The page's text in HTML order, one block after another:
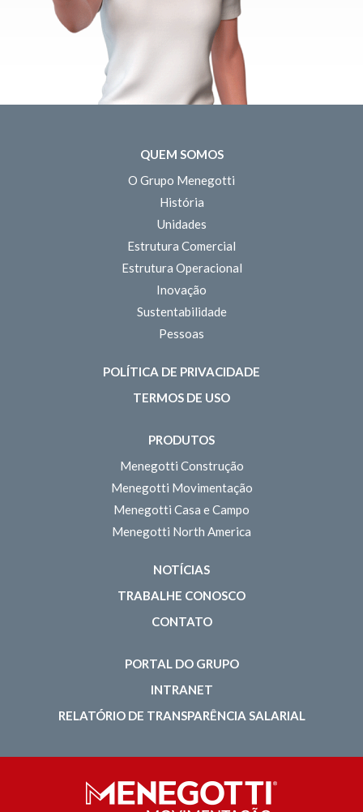
QUEM SOMOS
O Grupo Menegotti
História
Unidades
Estrutura Comercial
Estrutura Operacional
Inovação
Sustentabilidade
Pessoas
POLÍTICA DE PRIVACIDADE
TERMOS DE USO
PRODUTOS
Menegotti Construção
Menegotti Movimentação
Menegotti Casa e Campo
Menegotti North America
NOTÍCIAS
TRABALHE CONOSCO
CONTATO
PORTAL DO GRUPO
INTRANET
RELATÓRIO DE TRANSPARÊNCIA SALARIAL